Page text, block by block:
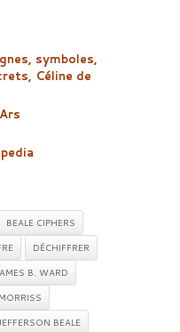
symboles,
Céline de
BEALE CIPHERS
DÉCHIFFRER
B. WARD
BEALE